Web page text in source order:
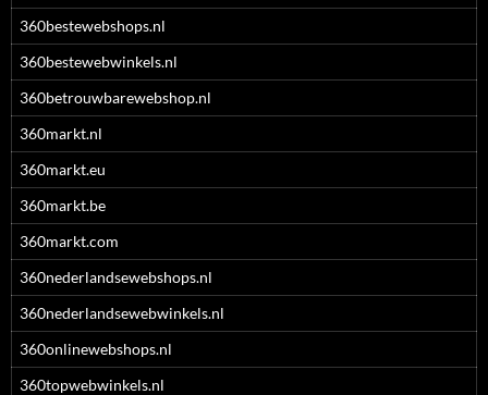
360bestewebshops.nl
360bestewebwinkels.nl
360betrouwbarewebshop.nl
360markt.nl
360markt.eu
360markt.be
360markt.com
360nederlandsewebshops.nl
360nederlandsewebwinkels.nl
360onlinewebshops.nl
360topwebwinkels.nl